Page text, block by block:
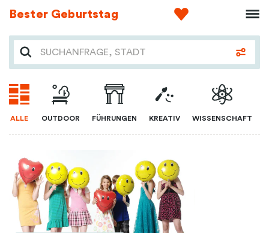
Bester Geburtstag
ALLE OUTDOOR FÜHRUNGEN KREATIV WISSENSCHAFT